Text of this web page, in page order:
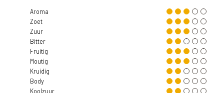
Aroma
Zoet
Zuur
Bitter
Fruitig
Moutig
Kruidig
Body
Koolzuur